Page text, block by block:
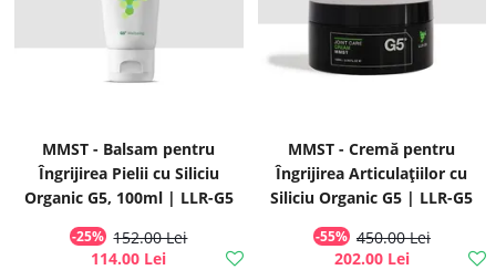
MMST - Balsam pentru
Îngrijirea Pielii cu Siliciu
Organic G5, 100ml | LLR-G5
-25% 152.00 Lei
114.00 Lei
MMST - Cremă pentru
Îngrijirea Articulațiilor cu
Siliciu Organic G5 | LLR-G5
-55% 450.00 Lei
202.00 Lei